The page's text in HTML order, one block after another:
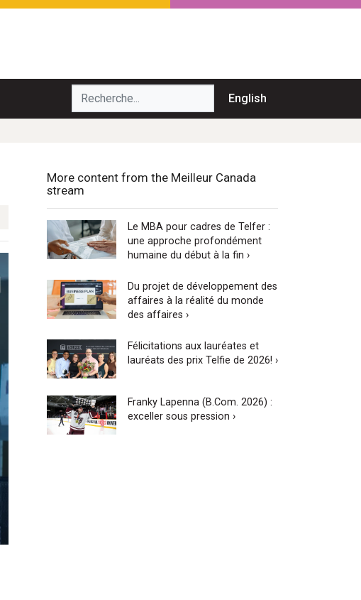
Recherche... English
More content from the Meilleur Canada
stream
Le MBA pour cadres de Telfer :
une approche profondément
humaine du début à la fin ›
Du projet de développement des
affaires à la réalité du monde
des affaires ›
Félicitations aux lauréates et
lauréats des prix Telfie de 2026! ›
Franky Lapenna (B.Com. 2026) :
exceller sous pression ›